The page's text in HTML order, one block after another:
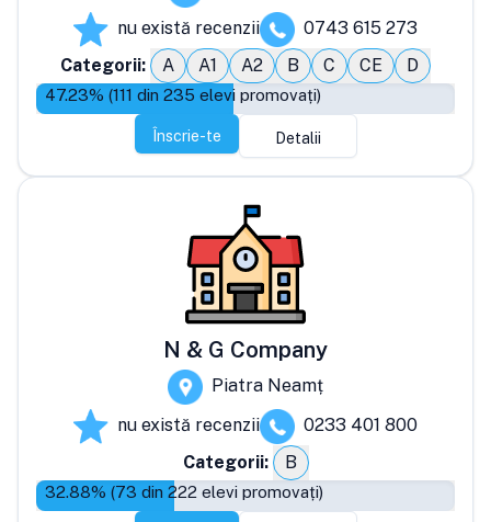
nu există recenzii
0743 615 273
Categorii:
A A1 A2 B C CE D
47.23% (111 din 235 elevi promovați)
Înscrie-te Detalii
N & G Company
Piatra Neamț
nu există recenzii
0233 401 800
Categorii:
B
32.88% (73 din 222 elevi promovați)